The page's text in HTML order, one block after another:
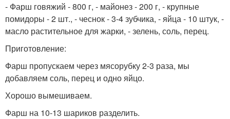
- Фарш говяжий - 800 г, - майонез - 200 г, - крупные
помидоры - 2 шт., - чеснок - 3-4 зубчика, - яйца - 10 штук, -
масло растительное для жарки, - зелень, соль, перец.
Приготовление:
Фарш пропускаем через мясорубку 2-3 раза, мы
добавляем соль, перец и одно яйцо.
Хорошо вымешиваем.
Фарш на 10-13 шариков разделить.